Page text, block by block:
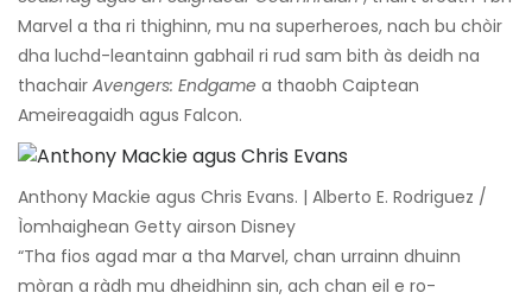
Marvel a tha ri thighinn, mu na superheroes, nach bu chòir
dha luchd-leantainn gabhail ri rud sam bith às deidh na
thachair Avengers: Endgame a thaobh Caiptean
Ameireagaidh agus Falcon.
Anthony Mackie agus Chris Evans. | Alberto E. Rodriguez /
Ìomhaighean Getty airson Disney
“Tha fios agad mar a tha Marvel, chan urrainn dhuinn
mòran a ràdh mu dheidhinn sin, ach chan eil e ro-